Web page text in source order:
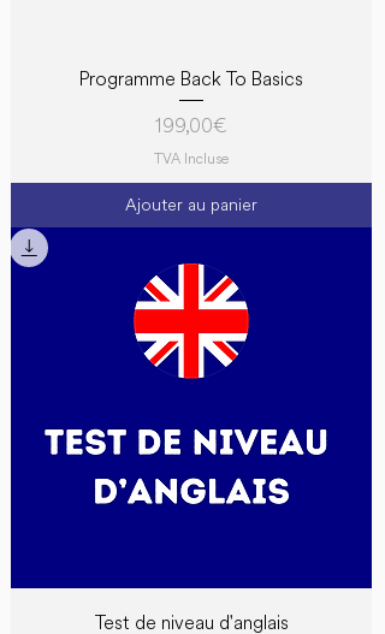
Programme Back To Basics
Prix
199,00 €
TVA Incluse
Ajouter au panier
Test de niveau d'anglais